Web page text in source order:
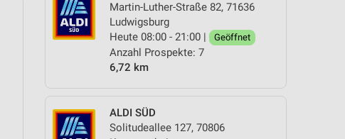
Martin-Luther-Straße 82, 71636
Ludwigsburg
Heute 08:00 - 21:00 |
Geöffnet
Anzahl Prospekte: 7
6,72 km
ALDI SÜD
Solitudeallee 127, 70806